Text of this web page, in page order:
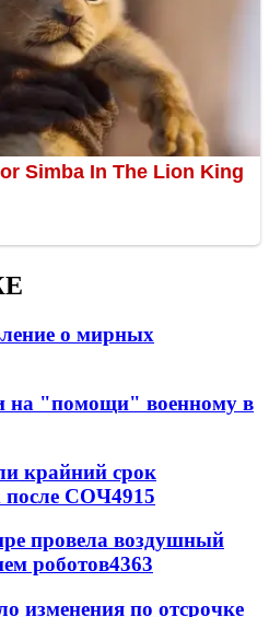
о мирных
"помощи" военному в
крайний срок
после СОЧ4915
провела воздушный
роботов4363
изменения по отсрочке